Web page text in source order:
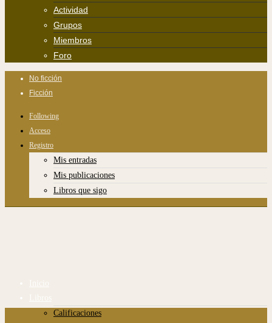
Actividad
Grupos
Miembros
Foro
No ficción
Ficción
Following
Acceso
Registro
Mis entradas
Mis publicaciones
Libros que sigo
Inicio
Libros
Calificaciones